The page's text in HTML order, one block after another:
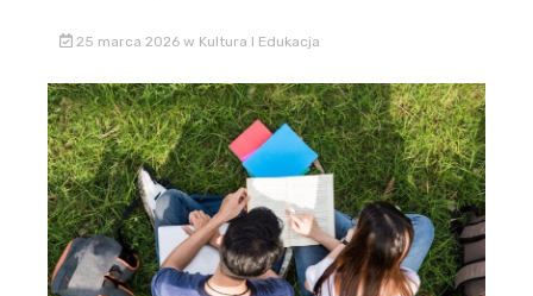
25 marca 2026 w Kultura I Edukacja